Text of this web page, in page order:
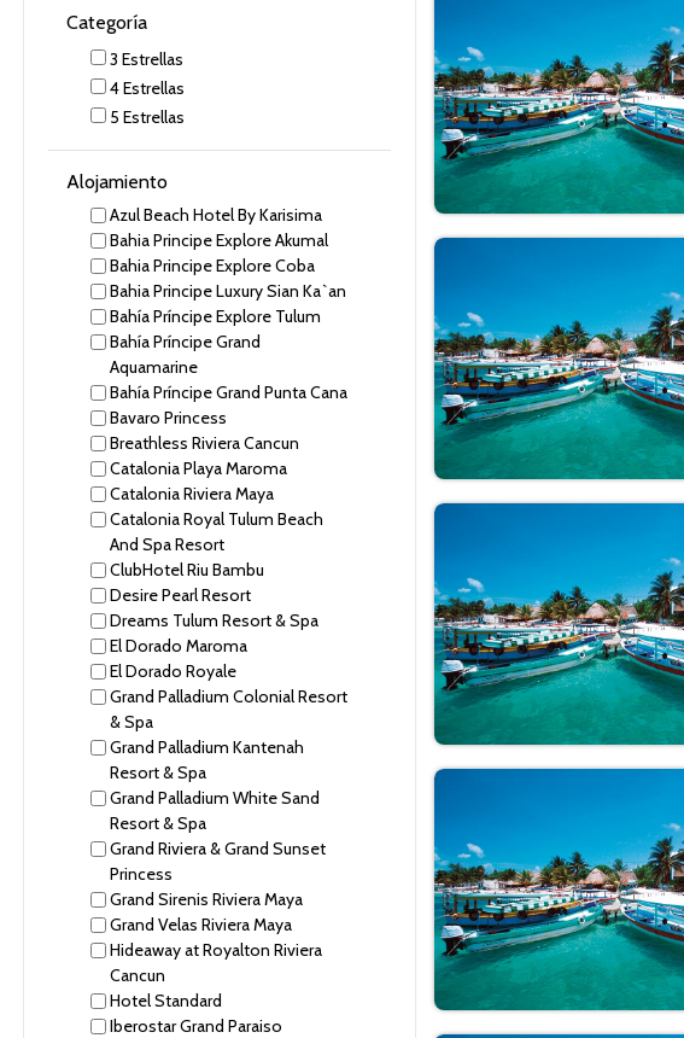
Categoría
3 Estrellas
4 Estrellas
5 Estrellas
Alojamiento
Azul Beach Hotel By Karisima
Bahia Principe Explore Akumal
Bahia Principe Explore Coba
Bahia Principe Luxury Sian Ka`an
Bahía Príncipe Explore Tulum
Bahía Príncipe Grand
Aquamarine
Bahía Príncipe Grand Punta Cana
Bavaro Princess
Breathless Riviera Cancun
Catalonia Playa Maroma
Catalonia Riviera Maya
Catalonia Royal Tulum Beach
And Spa Resort
ClubHotel Riu Bambu
Desire Pearl Resort
Dreams Tulum Resort & Spa
El Dorado Maroma
El Dorado Royale
Grand Palladium Colonial Resort
& Spa
Grand Palladium Kantenah
Resort & Spa
Grand Palladium White Sand
Resort & Spa
Grand Riviera & Grand Sunset
Princess
Grand Sirenis Riviera Maya
Grand Velas Riviera Maya
Hideaway at Royalton Riviera
Cancun
Hotel Standard
Iberostar Grand Paraiso